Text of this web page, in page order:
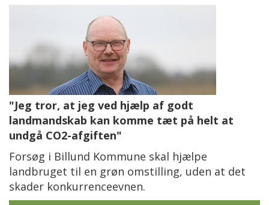
"Jeg tror, at jeg ved hjælp af godt
landmandskab kan komme tæt på helt at
undgå CO2-afgiften"
Forsøg i Billund Kommune skal hjælpe
landbruget til en grøn omstilling, uden at det
skader konkurrenceevnen.